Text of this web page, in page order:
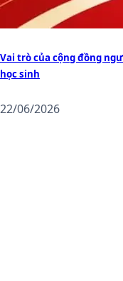
Vai trò của cộng đồng
học sinh
22/06/2026